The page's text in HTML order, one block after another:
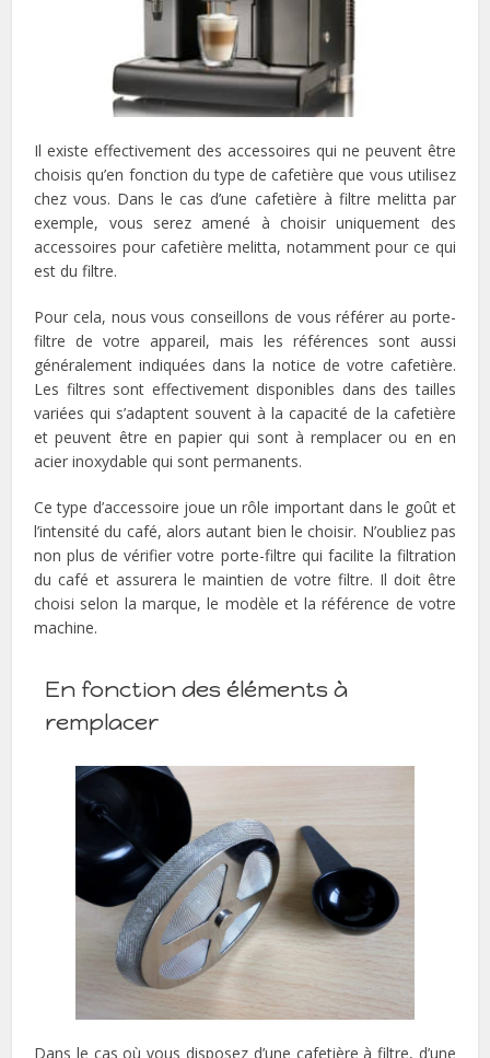
Il existe effectivement des accessoires qui ne peuvent être
choisis qu’en fonction du type de cafetière que vous utilisez
chez vous. Dans le cas d’une cafetière à filtre melitta par
exemple, vous serez amené à choisir uniquement des
accessoires pour cafetière melitta, notamment pour ce qui
est du filtre.
Pour cela, nous vous conseillons de vous référer au porte-
filtre de votre appareil, mais les références sont aussi
généralement indiquées dans la notice de votre cafetière.
Les filtres sont effectivement disponibles dans des tailles
variées qui s’adaptent souvent à la capacité de la cafetière
et peuvent être en papier qui sont à remplacer ou en en
acier inoxydable qui sont permanents.
Ce type d’accessoire joue un rôle important dans le goût et
l’intensité du café, alors autant bien le choisir. N’oubliez pas
non plus de vérifier votre porte-filtre qui facilite la filtration
du café et assurera le maintien de votre filtre. Il doit être
choisi selon la marque, le modèle et la référence de votre
machine.
En fonction des éléments à
remplacer
Dans le cas où vous disposez d’une cafetière à filtre, d’une